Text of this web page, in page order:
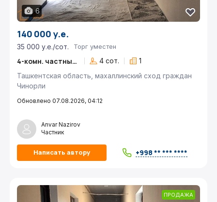
6
140 000 у.е.
35 000 у.е./сот. Торг уместен
4-комн. частный дом 4 сот.
1
Ташкентская область, махаллинский сход граждан
Чинорли
Обновлено 07.08.2026, 04:12
Anvar Nazirov
Частник
Написать автору +998 ** *** ****
ПРОДАЖА